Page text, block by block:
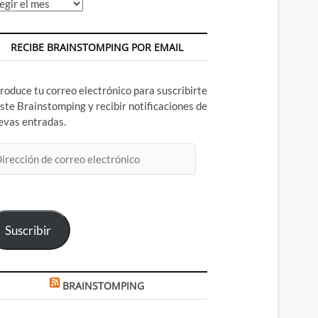
RECIBE BRAINSTOMPING POR EMAIL
tu correo electrónico para suscribirte
Brainstomping y recibir notificaciones de
entradas.
Suscribir
BRAINSTOMPING